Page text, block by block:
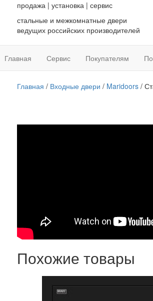
продажа | установка | сервис
стальные и межкомнатные двери
ведущих российских производителей
Главная Сервис Покупателям
Главная / Входные двери / Maridoors/
Похожие товары